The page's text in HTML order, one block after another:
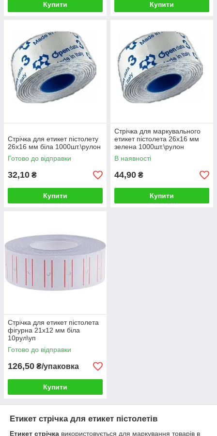
Купити Купити
Стрічка для етикет пістолету
26х16 мм біла 1000шт.\рулон
Готово до відправки
32,10 ₴
Купити
Стрічка для маркувального
етикет пістолета 26х16 мм
зелена 1000шт.\рулон
В наявності
44,90 ₴
Купити
Стрічка для етикет пістолета
фігурна 21х12 мм біла
10рул\уп
Готово до відправки
126,50 ₴/упаковка
Купити
Етикет стрічка для етикет пістолетів
Етикет стрічка використовується для маркування товарів в